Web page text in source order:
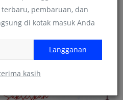
pembaruan, dan
di kotak masuk Anda
Langganan
kasih